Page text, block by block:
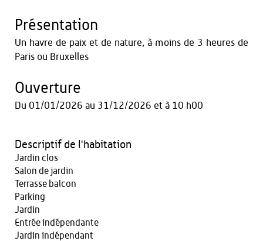
Présentation
Un havre de paix et de nature, à moins de 3 heures de
Paris ou Bruxelles
Ouverture
Du 01/01/2026 au 31/12/2026 et à 10 h00
Descriptif de l'habitation
Jardin clos
Salon de jardin
Terrasse balcon
Parking
Jardin
Entrée indépendante
Jardin indépendant